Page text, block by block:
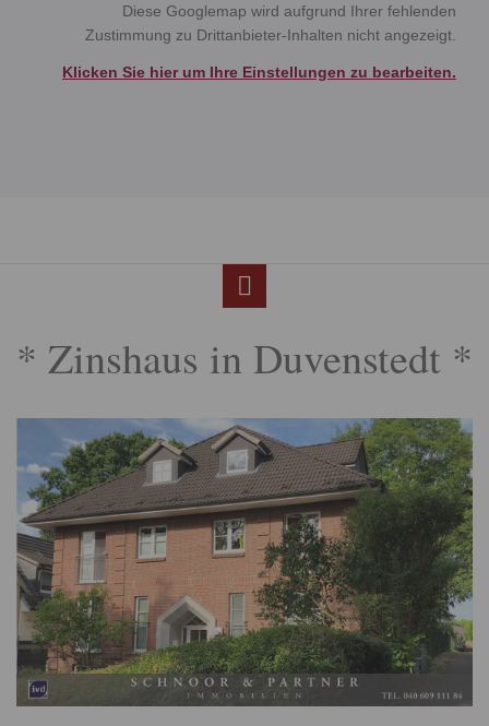
Diese Googlemap wird aufgrund Ihrer fehlenden
Zustimmung zu Drittanbieter-Inhalten nicht angezeigt.
Klicken Sie hier um Ihre Einstellungen zu bearbeiten.
* Zinshaus in Duvenstedt *